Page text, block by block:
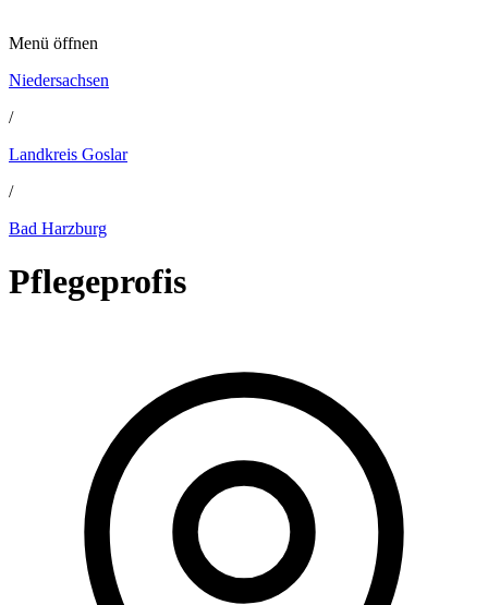
Menü öffnen
Niedersachsen
/
Landkreis Goslar
/
Bad Harzburg
Pflegeprofis